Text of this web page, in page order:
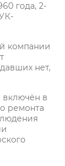
года, 2-
компании
нет,
в
ремонта